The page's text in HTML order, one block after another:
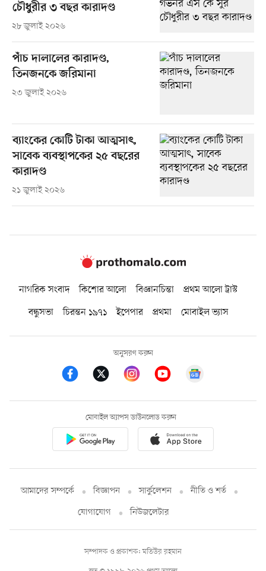
চৌধুরীর ৩ বছর কারাদণ্ড
২৮ জুলাই ২০২৬
পাঁচ দালালের কারাদণ্ড,
তিনজনকে জরিমানা
২৩ জুলাই ২০২৬
ব্যাংকের কোটি টাকা আত্মসাৎ,
সাবেক ব্যবস্থাপকের ২৫ বছরের
কারাদণ্ড
২১ জুলাই ২০২৬
নাগরিক সংবাদ কিশোর আলো বিজ্ঞানচিন্তা
প্রথম আলো ট্রাস্ট
বন্ধুসভা
চিরন্তন ১৯৭১ ইপেপার প্রথমা মোবাইল ভ্যাস
অনুসরণ করুন
মোবাইল অ্যাপস ডাউনলোড করুন
আমাদের সম্পর্কে বিজ্ঞাপন সার্কুলেশন
নীতি ও শর্ত
যোগাযোগ
নিউজলেটার
সম্পাদক ও প্রকাশক: মতিউর রহমান